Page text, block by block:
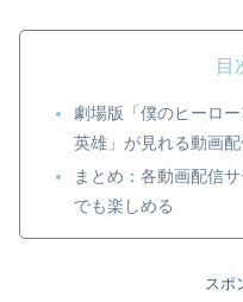
目
劇場版「僕のヒーロ
英雄」が見れる動画
まとめ：各動画配信
でも楽しめる
スポ